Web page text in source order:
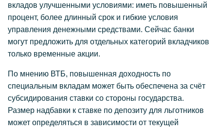
вкладов улучшенными условиями: иметь повышенный
процент, более длинный срок и гибкие условия
управления денежными средствами. Сейчас банки
могут предложить для отдельных категорий вкладчиков
только временные акции.
По мнению ВТБ, повышенная доходность по
специальным вкладам может быть обеспечена за счёт
субсидирования ставки со стороны государства.
Размер надбавки к ставке по депозиту для льготников
может определяться в зависимости от текущей